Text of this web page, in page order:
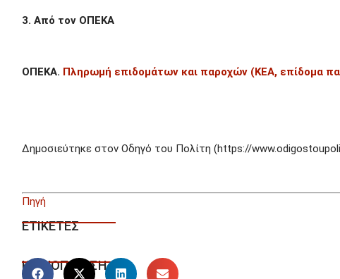
3. Από τον ΟΠΕΚΑ
ΟΠΕΚΑ. Πληρωμή επιδομάτων και παροχών (ΚΕΑ, επίδομα
Δημοσιεύτηκε στον Οδηγό του Πολίτη (https://
Πηγή
ΕΤΙΚΕΤΕΣ
ΚΟΙΝΟΠΟΙΗΣΗ